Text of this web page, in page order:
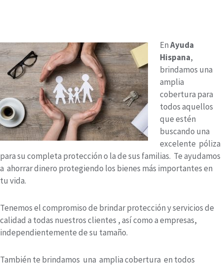
EnAyuda
Hispana,
brindamos una
amplia
cobertura para
todos aquellos
que estén
buscando una
excelente póliza
para su completa protección o la de sus familias. Te ayudamos
a ahorrar dinero protegiendo los bienes más importantes en
tu vida.
Tenemos el compromiso de brindar protección y servicios de
calidad a todas nuestros clientes , así como a empresas,
independientemente de su tamaño.
También te brindamos una amplia cobertura en todos